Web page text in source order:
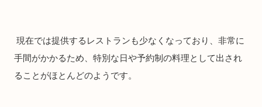
現在では提供するレストランも少なくなっており、非常に
手間がかかるため、特別な日や予約制の料理として出され
ることがほとんどのようです。